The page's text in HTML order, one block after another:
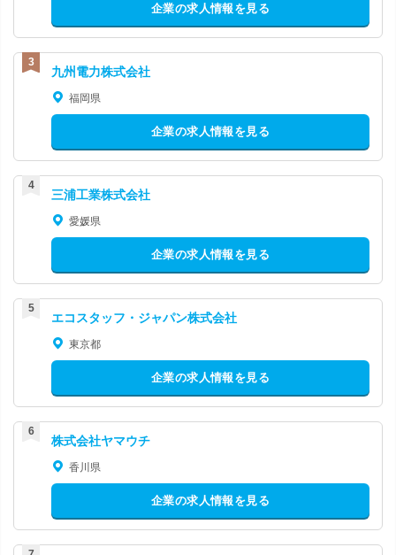
企業の求人情報を見る
九州電力株式会社
福岡県
企業の求人情報を見る
三浦工業株式会社
愛媛県
企業の求人情報を見る
エコスタッフ・ジャパン株式会社
東京都
企業の求人情報を見る
株式会社ヤマウチ
香川県
企業の求人情報を見る